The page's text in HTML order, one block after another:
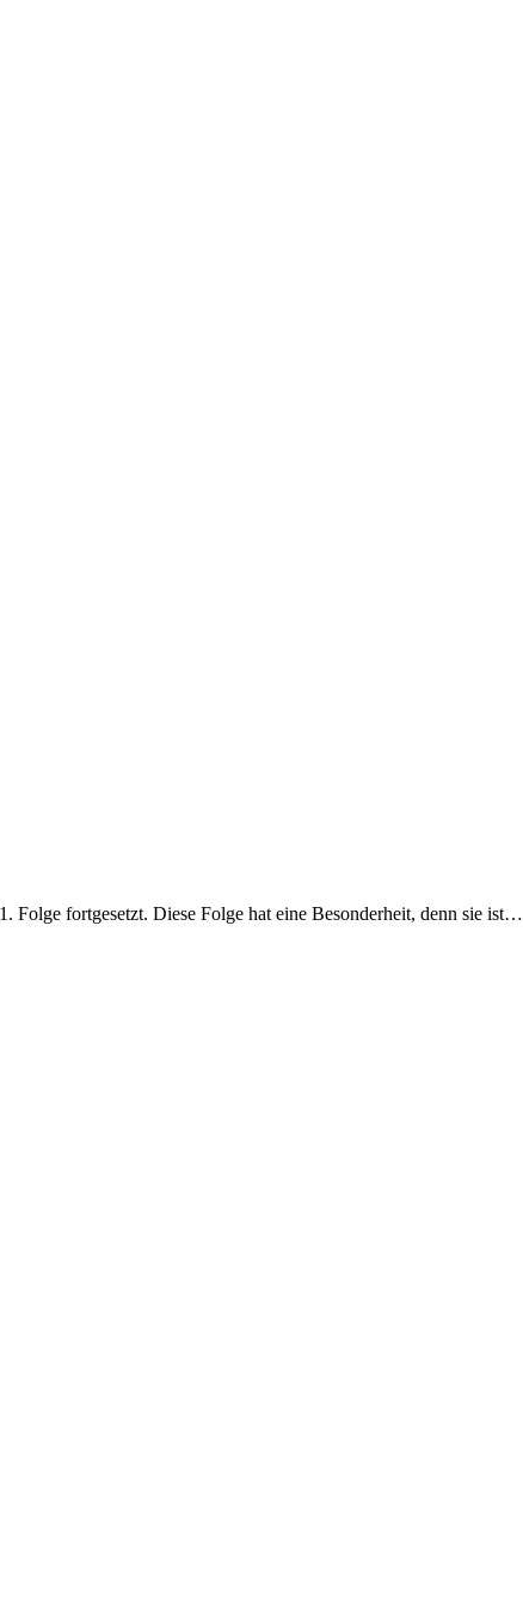
Folge fortgesetzt. Diese Folge hat eine Besonderheit, denn sie ist…